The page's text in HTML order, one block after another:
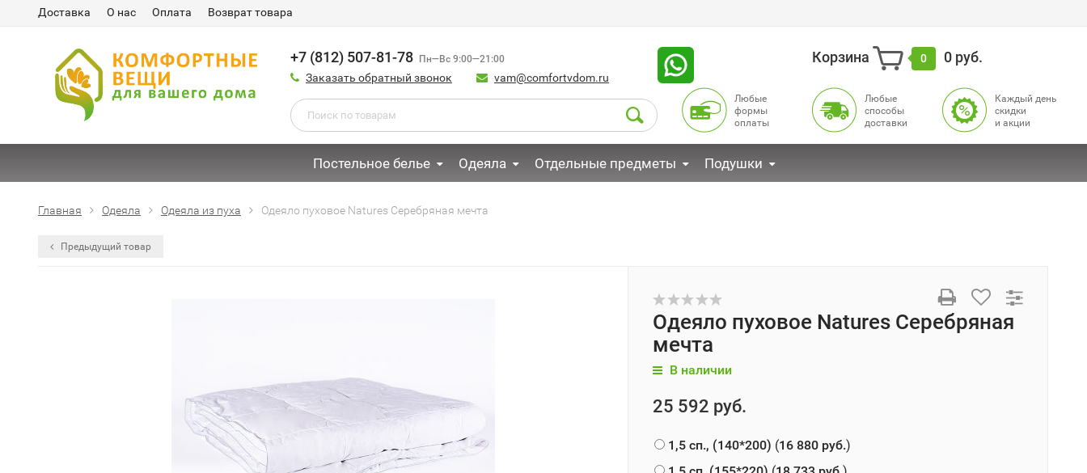
Доставка О нас Оплата Возврат товара
+7 (812) 507-81-78 Пн—Вс 9:00—21:00
Заказать обратный звонок vam@comfortvdom.ru
Корзина 0 0 руб.
Любые
формы
оплаты
Любые
способы
доставки
Каждый день
cкидки
и акции
Постельное белье Одеяла Отдельные предметы Подушки
Главная Одеяла Одеяла из пуха Одеяло пуховое Natures Серебряная мечта
Предыдущий товар
Одеяло пуховое Natures Серебряная
мечта
В наличии
25 592 руб.
1,5 сп., (140*200) (16 880 руб.)